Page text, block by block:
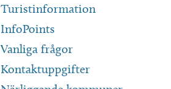
Turistinformation
InfoPoints
Vanliga frågor
Kontaktuppgifter